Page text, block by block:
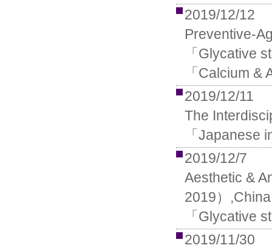
2019/12/12
Preventive-
「Glycative
「Calcium &
2019/12/11
The
「Japanese
2019/12/7
Aesthetic &
2019）,China
「Glycative
2019/11/30